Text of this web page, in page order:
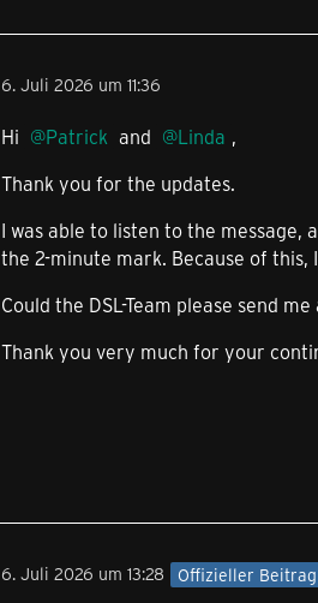
6. Juli 2026 um 11:36
Hi Patrick and Linda ,
Thank you for the updates.
I was able to listen to the
the 2-minute mark. Because of
Could the DSL-Team please send
Thank you very much for your
6. Juli 2026 um 13:28 Offizieller Beitrag